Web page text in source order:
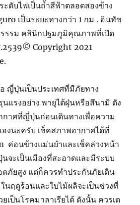
ดับไฟเป็นถ้ำสีฟ้าตลอดสองข้าง
เป็นระยะทางกว่า 1 กม . อินทัช
รรรม คลินิกปฐมภูมิคุณภาพที่เปิด
.2539© Copyright 2021
ญี่ปุ่นเป็นประเทศที่มีภัยทาง
แรงอย่าง พายุไต้ฝุ่นหรือสึนามิ ดัง
าศที่ญี่ปุ่นก่อนเดินทางเพื่อความ
องนะครับ เช็คสภาพอากาศได้ที่
ค่อนข้างแม่นยำและเช็คล่วงหน้า
จะเป็นเมืองที่สะอาดและมีระบบ
ภัยสูง แต่ก็ควรทำประกันภัยเดิน
นฤดูร้อนและใบไม้ผลิจะเป็นช่วงที่
เป็นโรคมาลาเรียได้ ดังนั้น ควรเต